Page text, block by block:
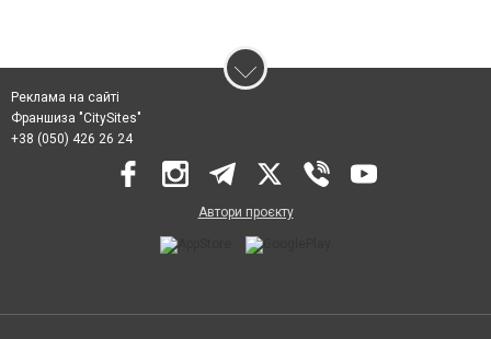
Реклама на сайті
Франшиза "CitySites"
+38 (050) 426 26 24
Автори проєкту